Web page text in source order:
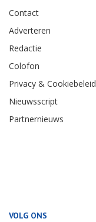
Contact
Adverteren
Redactie
Colofon
Privacy & Cookiebeleid
Nieuwsscript
Partnernieuws
VOLG ONS